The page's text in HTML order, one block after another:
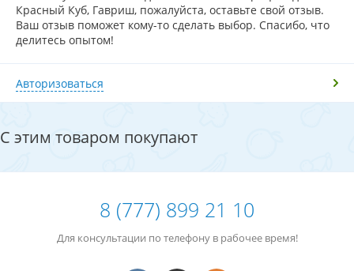
Красный Куб, Гавриш, пожалуйста, оставьте свой отзыв.
Ваш отзыв поможет кому-то сделать выбор. Спасибо, что
делитесь опытом!
Авторизоваться
С этим товаром покупают
8 (777) 899 21 10
Для консультации по телефону в рабочее время!